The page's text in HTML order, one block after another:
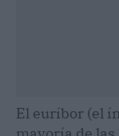
El euríbor (el